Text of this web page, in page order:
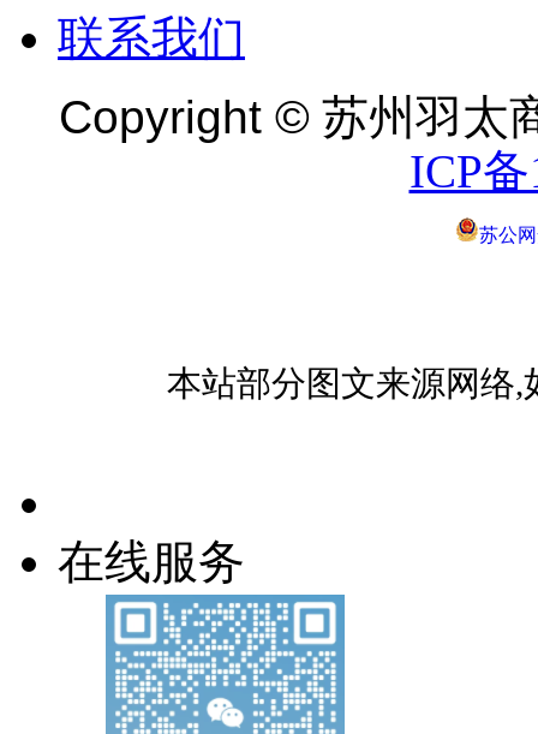
联系我们
Copyright ©苏州羽太
ICP
苏公网
本站部分图文来源网络
在线服务